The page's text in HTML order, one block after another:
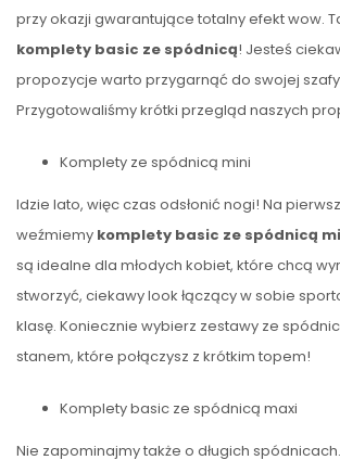
przy okazji gwarantujące totalny efekt wow.
komplety basic ze spódnicą! Jesteś
propozycje warto przygarnąć do swojej
Przygotowaliśmy krótki przegląd naszych
Komplety ze spódnicą mini
Idzie lato, więc czas odsłonić nogi! Na
weźmiemy komplety basic ze spódnicą
są idealne dla młodych kobiet, które chcą
stworzyć, ciekawy look łączący w sobie
klasę. Koniecznie wybierz zestawy ze
stanem, które połączysz z krótkim topem!
Komplety basic ze spódnicą maxi
Nie zapominajmy także o długich spódnicach.